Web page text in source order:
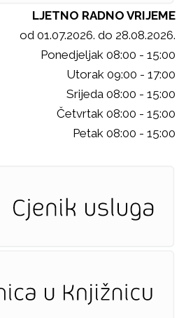
LJETNO RADNO VRIJEME
od 01.07.2026. do 28.08.2026.
Ponedjeljak 08:00 - 15:00
Utorak 09:00 - 17:00
Srijeda 08:00 - 15:00
Četvrtak 08:00 - 15:00
Petak 08:00 - 15:00